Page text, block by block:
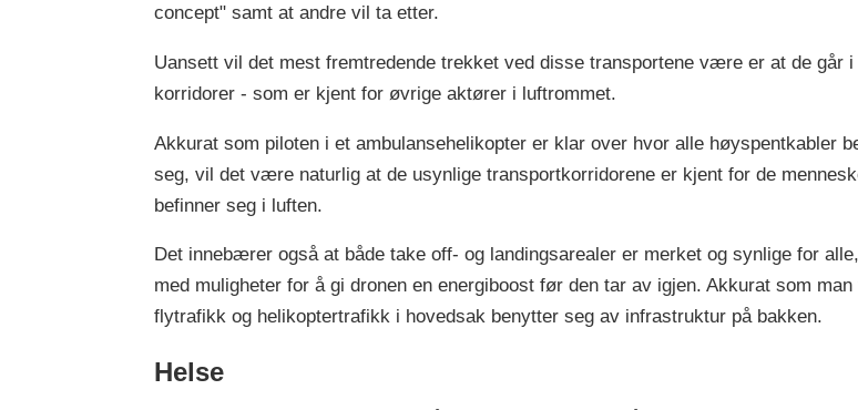
concept" samt at andre vil ta etter.
Uansett vil det mest fremtredende trekket ved disse transportene være er at de går i
korridorer - som er kjent for øvrige aktører i luftrommet.
Akkurat som piloten i et ambulansehelikopter er klar over hvor alle høyspentkabler
seg, vil det være naturlig at de usynlige transportkorridorene er kjent for de
befinner seg i luften.
Det innebærer også at både take off- og landingsarealer er merket og synlige for
med muligheter for å gi dronen en energiboost før den tar av igjen. Akkurat som man
flytrafikk og helikoptertrafikk i hovedsak benytter seg av infrastruktur på bakken.
Helse